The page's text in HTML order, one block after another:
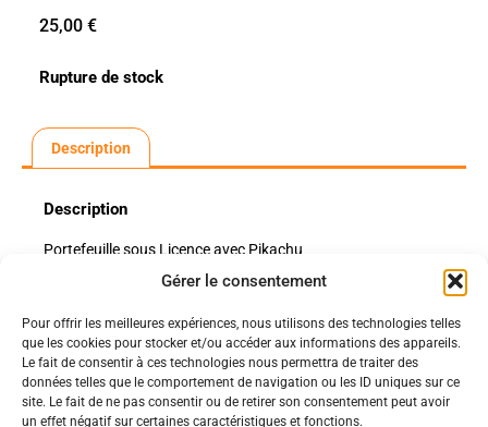
Gérer le consentement
Pour offrir les meilleures expériences, nous utilisons des technologies telles
que les cookies pour stocker et/ou accéder aux informations des appareils.
Le fait de consentir à ces technologies nous permettra de traiter des
données telles que le comportement de navigation ou les ID uniques sur ce
site. Le fait de ne pas consentir ou de retirer son consentement peut avoir
un effet négatif sur certaines caractéristiques et fonctions.
25,00 €
Rupture de stock
Description
Description
Portefeuille sous Licence avec Pikachu
Nos pages
Nos évènements
Politiques
Politique de confidentialité
Nos conditions de vente et livraison